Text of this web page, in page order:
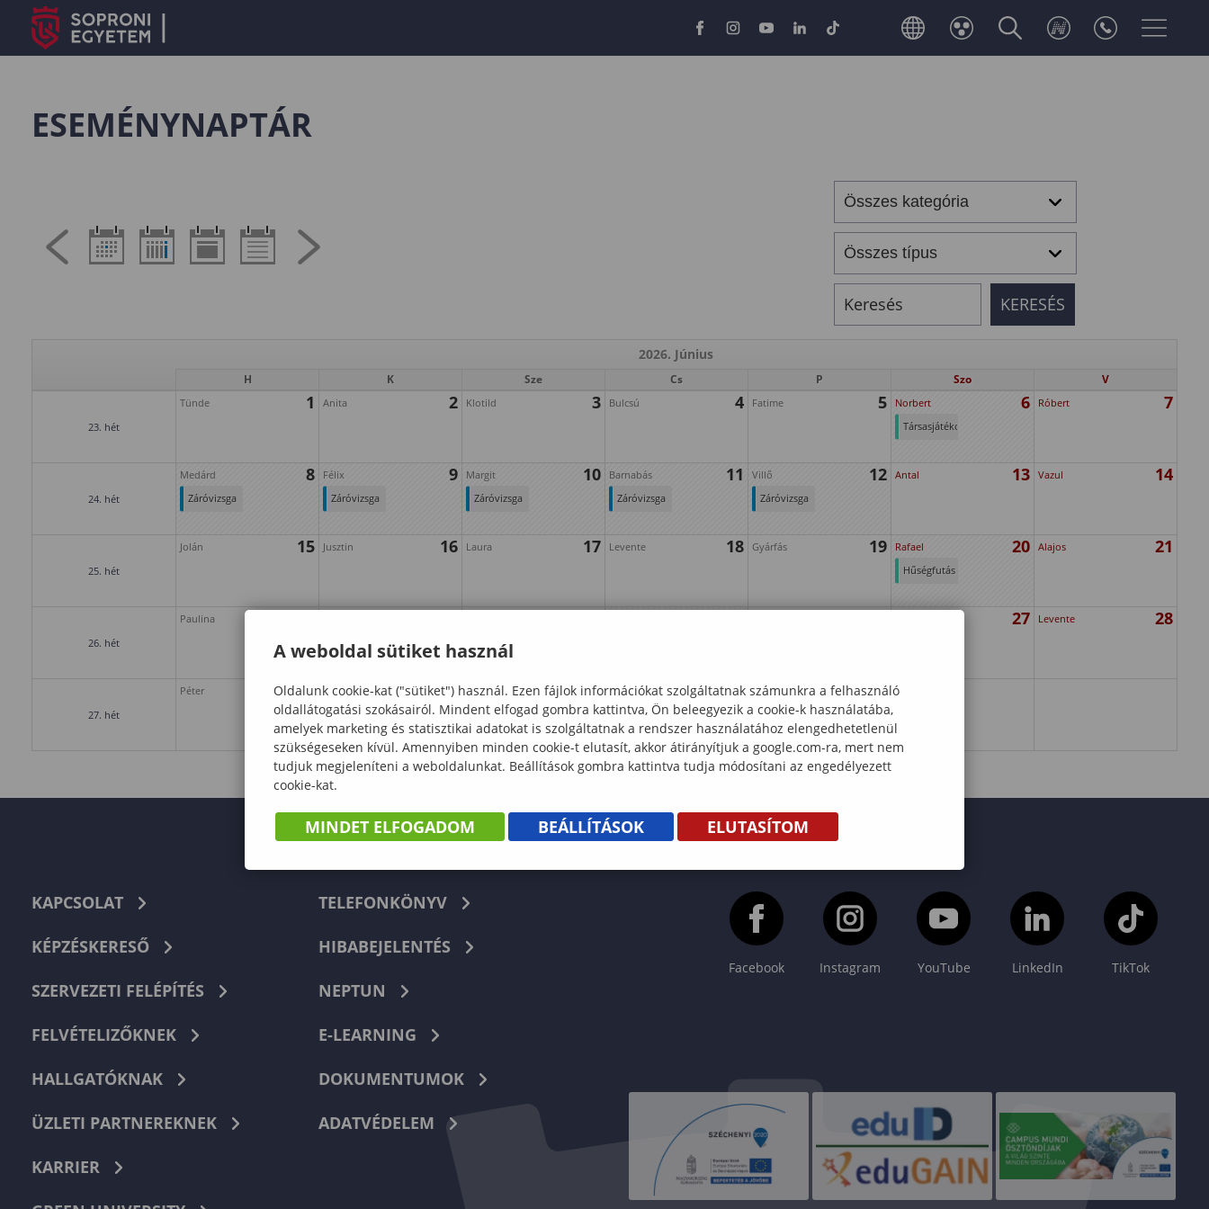
ESEMÉNYNAPTÁR
2026. Június
H K Sze Cs P Szo V
23. hét
Tünde 1 Anita 2 Klotild 3 Bulcsú 4 Fatime 5 Norbert 6
Társasjátékok
Pakli
Róbert 7
24. hét
Medárd 8
Záróvizsga
(védéssel
Félix 9
Záróvizsga
(védéssel
Margit 10
Záróvizsga
(védéssel
Barnabás 11
Záróvizsga
(védéssel
Villő 12
Záróvizsga
(védéssel
Antal 13 Vazul 14
25. hét
Jolán 15 Jusztin 16 Laura 17 Levente 18 Gyárfás 19 Rafael 20
Hűségfutás
Alajos 21
26. hét
Paulina
ünnepség
27 Levente 28
27. hét
Péter 29 Pál 30
KAPCSOLAT
KÉPZÉSKERESŐ
SZERVEZETI FELÉPÍTÉS
FELVÉTELIZŐKNEK
HALLGATÓKNAK
ÜZLETI PARTNEREKNEK
KARRIER
TELEFONKÖNYV
HIBABEJELENTÉS
NEPTUN
E-LEARNING
DOKUMENTUMOK
ADATVÉDELEM
Facebook Instagram YouTube LinkedIn TikTok
A weboldal sütiket használ
Oldalunk cookie-kat ("sütiket") használ. Ezen fájlok információkat szolgáltatnak számunkra a felhasználó
oldallátogatási szokásairól. Mindent elfogad gombra kattintva, Ön beleegyezik a cookie-k használatába,
amelyek marketing és statisztikai adatokat is szolgáltatnak a rendszer használatához elengedhetetlenül
szükségeseken kívül. Amennyiben minden cookie-t elutasít, akkor átirányítjuk a google.com-ra, mert nem
tudjuk megjeleníteni a weboldalunkat. Beállítások gombra kattintva tudja módosítani az engedélyezett
cookie-kat.
MINDET ELFOGADOM BEÁLLÍTÁSOK ELUTASÍTOM